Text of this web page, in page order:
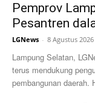
Pemprov
Pesantren
LGNews - 8 Agustus
Lampung Selatan,
terus mendukung
pembangunan daerah.